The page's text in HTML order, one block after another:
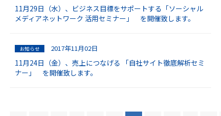
11月29日（水）、ビジネス目標をサポートする「ソーシャル
メディアネットワーク 活用セミナー」 を開催致します。
お知らせ 2017年11月02日
11月24日（金）、売上につなげる 「自社サイト徹底解析セミ
ナー」 を開催致します。